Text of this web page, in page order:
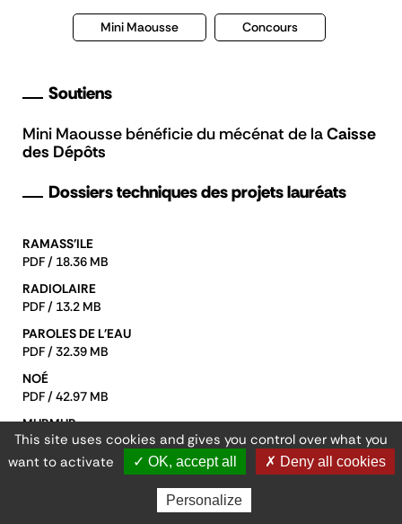
Mini Maousse Concours
Soutiens
Mini Maousse bénéficie du mécénat de laCaisse
des Dépôts
Dossiers techniques des projets lauréats
RAMASS'ILE
PDF / 18.36 MB
RADIOLAIRE
PDF / 13.2 MB
PAROLES DE L'EAU
PDF / 32.39 MB
NOÉ
PDF / 42.97 MB
MURMUR
PDF / 9.43 MB
MANCHESTER SHIP CANAL
This site uses cookies and gives you control over what you
want to activate
✓ OK, accept all ✗ Deny all cookies
Personalize